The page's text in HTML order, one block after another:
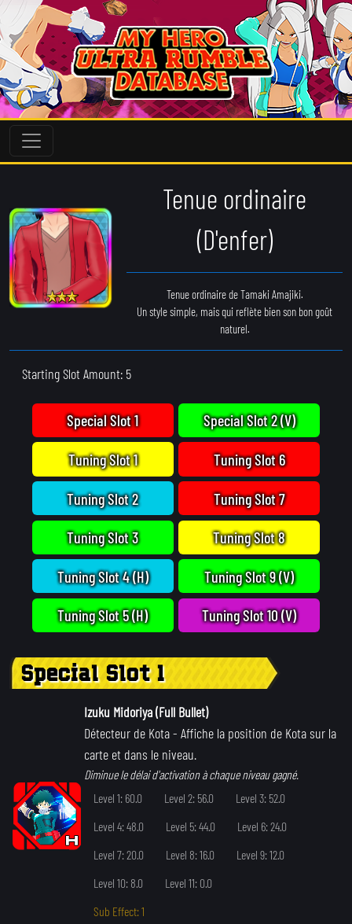
Tenue ordinaire
(D'enfer)
Tenue ordinaire de Tamaki Amajiki.
Un style simple, mais qui reflète bien son bon goût
naturel.
Starting Slot Amount: 5
Special Slot 1
Tuning Slot 1
Tuning Slot 2
Tuning Slot 3
Tuning Slot 4 (H)
Tuning Slot 5 (H)
Special Slot 2 (V)
Tuning Slot 6
Tuning Slot 7
Tuning Slot 8
Tuning Slot 9 (V)
Tuning Slot 10 (V)
Special Slot 1
Izuku Midoriya (Full Bullet)
Détecteur de Kota- Affiche la position de Kota sur la
carte et dans le niveau.
Diminue le délai d'activation à chaque niveau gagné.
Level 1: 60.0
Level 2: 56.0
Level 3: 52.0
Level 4: 48.0
Level 5: 44.0
Level 6: 24.0
Level 7: 20.0
Level 8: 16.0
Level 9: 12.0
Level 10: 8.0
Level 11: 0.0
Sub Effect: 1